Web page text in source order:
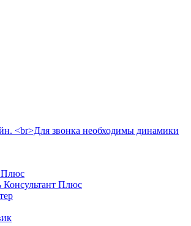
Плюс
Консультант Плюс